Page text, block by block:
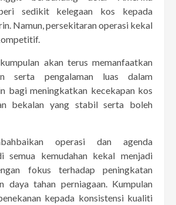
sedikit kelegaan kos kepada
Namun, persekitaran operasi kekal
akan terus memanfaatkan
serta pengalaman luas dalam
bagi meningkatkan kecekapan kos
bekalan yang stabil serta boleh
operasi dan agenda
semua kemudahan kekal menjadi
fokus terhadap peningkatan
daya tahan perniagaan. Kumpulan
kepada konsistensi kualiti